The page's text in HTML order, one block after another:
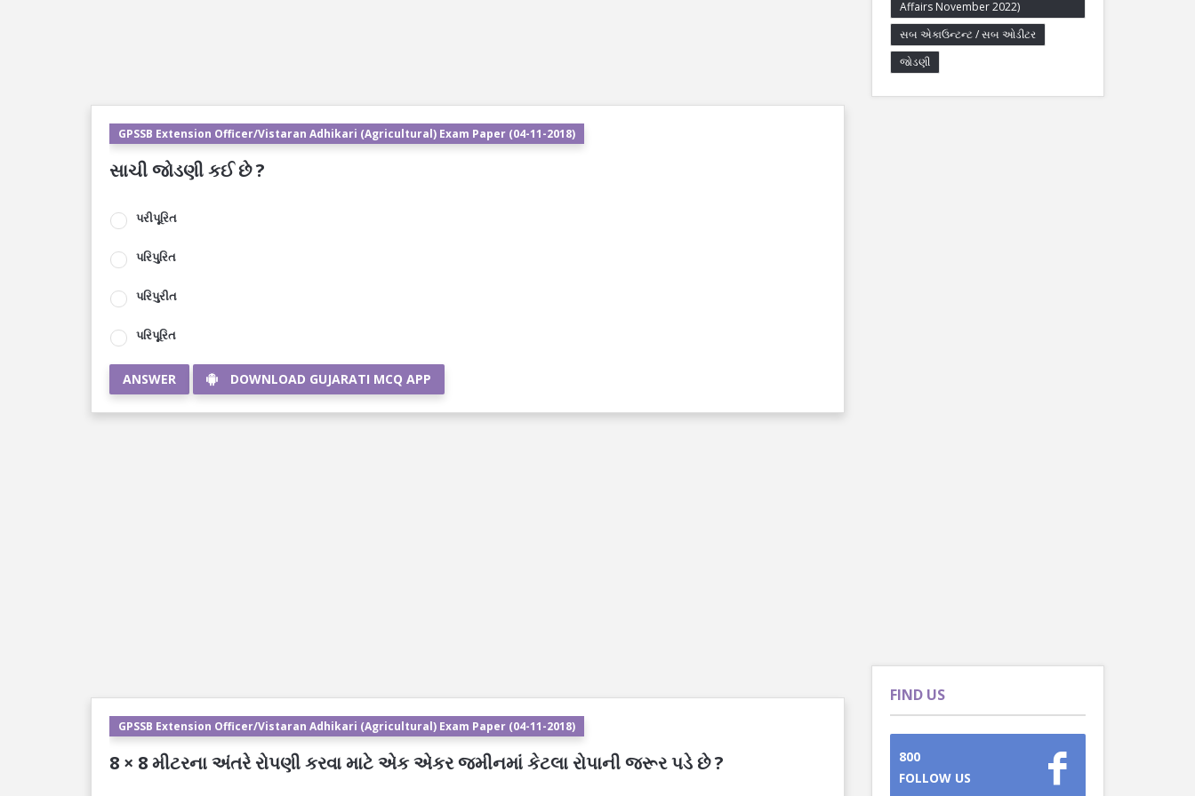
GPSSB Extension Officer/Vistaran Adhikari (Agricultural) Exam Paper (04-11-2018)
સાચી જોડણી કઈ છે ?
પરીપૂરિત
પરિપુરિત
પરિપુરીત
પરિપૂરિત
ANSWER DOWNLOAD GUJARATI MCQ APP
GPSSB Extension Officer/Vistaran Adhikari (Agricultural) Exam Paper (04-11-2018)
8 × 8 મીટરના અંતરે રોપણી કરવા માટે એક એકર જમીનમાં કેટલા રોપાની જરૂર પડે છે ?
Affairs November 2022)
સબ એકાઉન્ટન્ટ / સબ ઓડીટર
જોડણી
FIND US
800
FOLLOW US